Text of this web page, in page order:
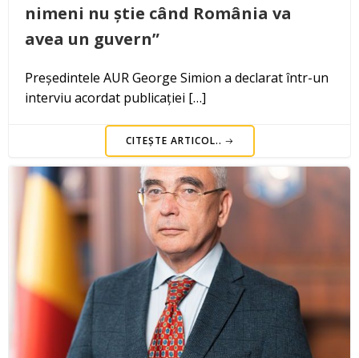
nimeni nu știe când România va
avea un guvern”
Președintele AUR George Simion a declarat într-un
interviu acordat publicației […]
CITEȘTE ARTICOL..